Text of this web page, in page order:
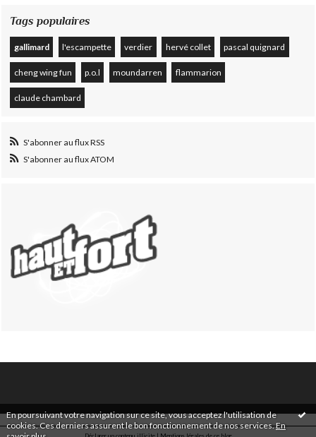
En poursuivant votre navigation sur ce site, vous acceptez l'utilisation de
cookies. Ces derniers assurent le bon fonctionnement de nos services.En
Tags populaires
gallimard l'escampette verdier hervé collet pascal quignard
cheng wing fun p.o.l moundarren flammarion
claude chambard
S'abonner au flux RSS
S'abonner au flux ATOM